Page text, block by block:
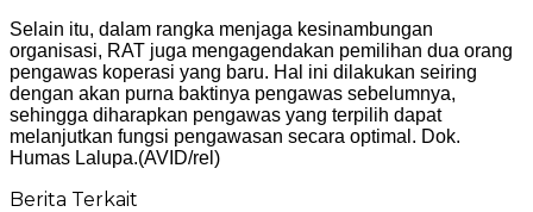
Selain itu, dalam rangka menjaga kesinambungan
organisasi, RAT juga mengagendakan pemilihan dua orang
pengawas koperasi yang baru. Hal ini dilakukan seiring
dengan akan purna baktinya pengawas sebelumnya,
sehingga diharapkan pengawas yang terpilih dapat
melanjutkan fungsi pengawasan secara optimal. Dok.
Humas Lalupa.(AVID/rel)
Berita Terkait